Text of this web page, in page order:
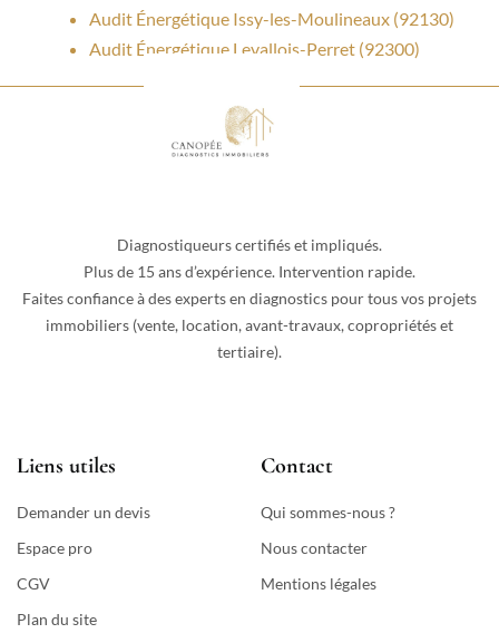
Audit Énergétique Issy-les-Moulineaux (92130)
Audit Énergétique Levallois-Perret (92300)
Diagnostiqueurs certifiés et impliqués.
Plus de 15 ans d’expérience. Intervention rapide.
Faites confiance à des experts en diagnostics pour tous vos projets
immobiliers (vente, location, avant-travaux, copropriétés et
tertiaire).
Liens utiles
Demander un devis
Espace pro
CGV
Plan du site
Contact
Qui sommes-nous ?
Nous contacter
Mentions légales